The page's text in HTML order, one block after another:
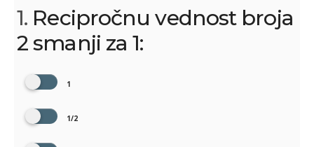
1. Recipročnu vednost broja
2 smanji za 1:
1
1/2